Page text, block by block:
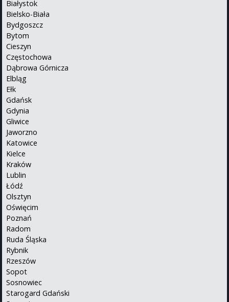
Białystok
Bielsko-Biała
Bydgoszcz
Bytom
Cieszyn
Częstochowa
Dąbrowa Górnicza
Elbląg
Ełk
Gdańsk
Gdynia
Gliwice
Jaworzno
Katowice
Kielce
Kraków
Lublin
Łódź
Olsztyn
Oświęcim
Poznań
Radom
Ruda Śląska
Rybnik
Rzeszów
Sopot
Sosnowiec
Starogard Gdański